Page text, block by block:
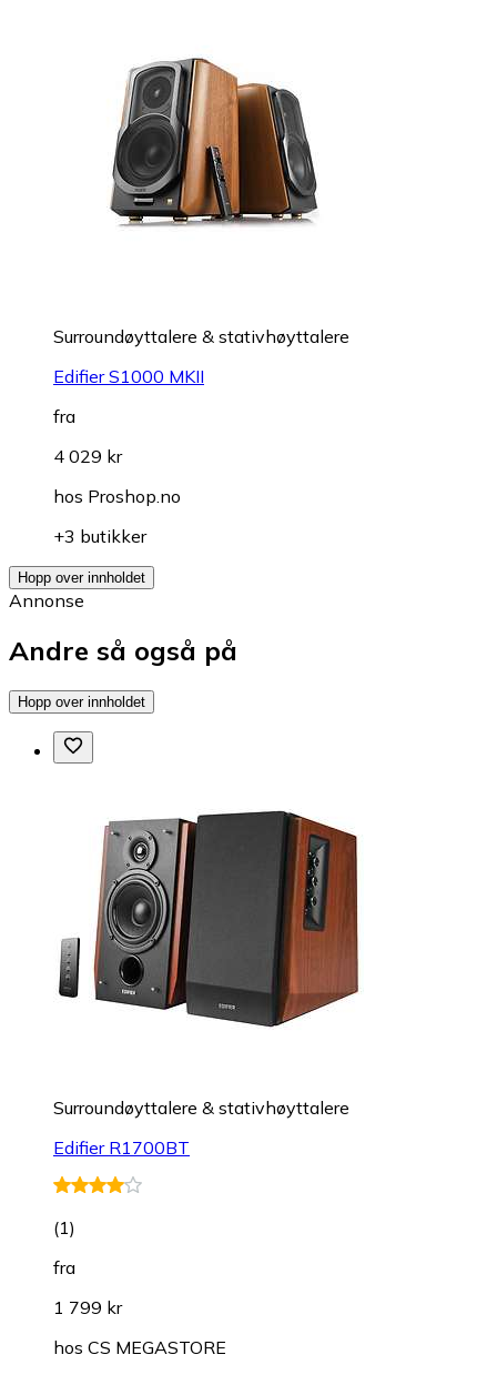
Surroundøyttalere & stativhøyttalere
Edifier S1000 MKII
fra
4 029 kr
hos Proshop.no
+3 butikker
Hopp over innholdet
Annonse
Andre så også på
Hopp over innholdet
Surroundøyttalere & stativhøyttalere
Edifier R1700BT
(1)
fra
1 799 kr
hos CS MEGASTORE